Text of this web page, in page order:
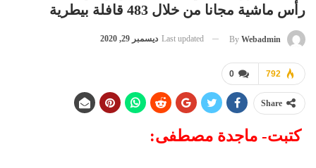
رأس ماشية مجانا من خلال 483 قافلة بيطرية
By Webadmin
Last updated ديسمبر 29, 2020
0 792
Share
كتبت- ماجدة مصطفى: